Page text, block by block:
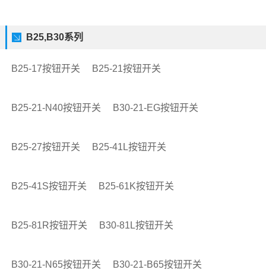
B25,B30系列
B25-17按钮开关 B25-21按钮开关
B25-21-N40按钮开关 B30-21-EG按钮开关
B25-27按钮开关 B25-41L按钮开关
B25-41S按钮开关 B25-61K按钮开关
B25-81R按钮开关 B30-81L按钮开关
B30-21-N65按钮开关 B30-21-B65按钮开关